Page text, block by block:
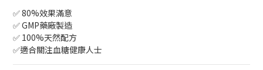
✅ 80%效果滿意
✅ GMP藥廠製造
✅ 100%天然配方
✅適合關注血糖健康人士